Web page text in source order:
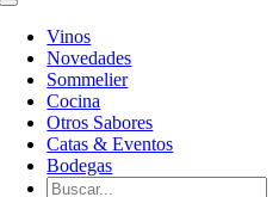
Toggle
Navigation
Vinos
Novedades
Sommelier
Cocina
Otros Sabores
Catas & Eventos
Bodegas
Buscar: